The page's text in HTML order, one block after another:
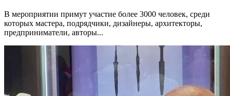
В мероприятии примут участие более 3000 человек, среди
которых мастера, подрядчики, дизайнеры, архитекторы,
предприниматели, авторы...